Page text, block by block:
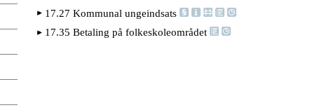
17.27 Kommunal ungeindsats
17.35 Betaling på folkeskoleområdet